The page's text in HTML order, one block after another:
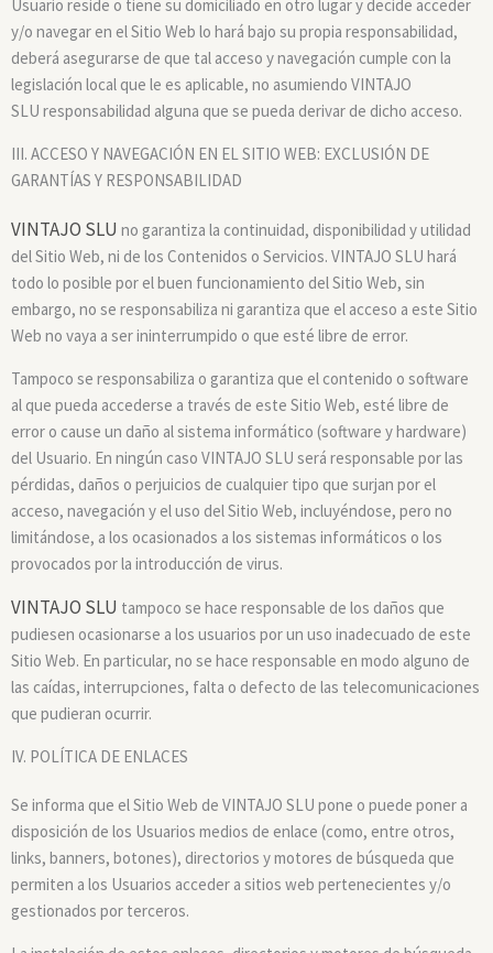
Usuario reside o tiene su domiciliado en otro lugar y decide acceder
y/o navegar en el Sitio Web lo hará bajo su propia responsabilidad,
deberá asegurarse de que tal acceso y navegación cumple con la
legislación local que le es aplicable, no asumiendo VINTAJO
SLU responsabilidad alguna que se pueda derivar de dicho acceso.
III. ACCESO Y NAVEGACIÓN EN EL SITIO WEB: EXCLUSIÓN DE
GARANTÍAS Y RESPONSABILIDAD
VINTAJO SLU no garantiza la continuidad, disponibilidad y utilidad
del Sitio Web, ni de los Contenidos o Servicios. VINTAJO SLU hará
todo lo posible por el buen funcionamiento del Sitio Web, sin
embargo, no se responsabiliza ni garantiza que el acceso a este Sitio
Web no vaya a ser ininterrumpido o que esté libre de error.
Tampoco se responsabiliza o garantiza que el contenido o software
al que pueda accederse a través de este Sitio Web, esté libre de
error o cause un daño al sistema informático (software y hardware)
del Usuario. En ningún caso VINTAJO SLU será responsable por las
pérdidas, daños o perjuicios de cualquier tipo que surjan por el
acceso, navegación y el uso del Sitio Web, incluyéndose, pero no
limitándose, a los ocasionados a los sistemas informáticos o los
provocados por la introducción de virus.
VINTAJO SLU tampoco se hace responsable de los daños que
pudiesen ocasionarse a los usuarios por un uso inadecuado de este
Sitio Web. En particular, no se hace responsable en modo alguno de
las caídas, interrupciones, falta o defecto de las telecomunicaciones
que pudieran ocurrir.
IV. POLÍTICA DE ENLACES
Se informa que el Sitio Web de VINTAJO SLU pone o puede poner a
disposición de los Usuarios medios de enlace (como, entre otros,
links, banners, botones), directorios y motores de búsqueda que
permiten a los Usuarios acceder a sitios web pertenecientes y/o
gestionados por terceros.